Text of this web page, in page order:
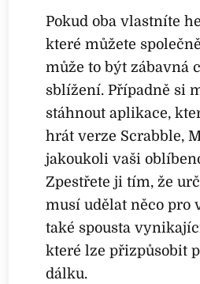
Pokud oba vlastníte
které můžete
může to být zábavná
sblížení. Případně si
stáhnout aplikace,
hrát verze Scrabble,
jakoukoli vaši
Zpestřete ji tím, že
musí udělat něco pro
také spousta
které lze přizpůsobit
dálku.